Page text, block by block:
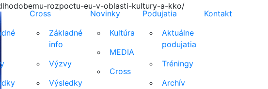
rozpoctu-eu-v-oblasti-kultury-a-kko/
Cross
Základné
info
Výzvy
Výsledky
Novinky
Kultúra
MEDIA
Cross
Podujatia
Aktuálne
podujatia
Tréningy
Archív
Kontakt